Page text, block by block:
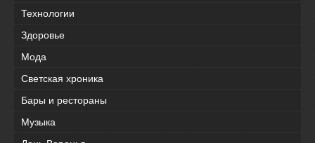
Технологии
Здоровье
Мода
Светская хроника
Бары и рестораны
Музыка